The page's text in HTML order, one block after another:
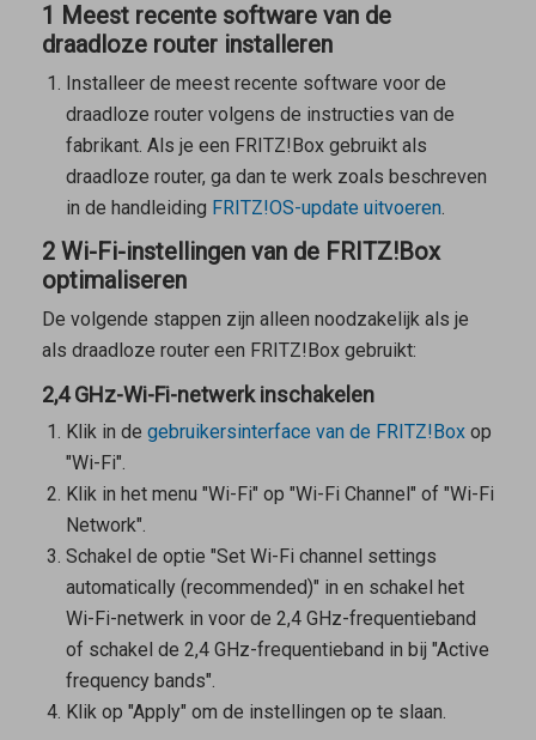
1 Meest recente software van de
draadloze router installeren
Installeer de meest recente software voor de
draadloze router volgens de instructies van de
fabrikant. Als je een FRITZ!Box gebruikt als
draadloze router, ga dan te werk zoals beschreven
in de handleiding FRITZ!OS-update uitvoeren.
2 Wi-Fi-instellingen van de FRITZ!Box
optimaliseren
De volgende stappen zijn alleen noodzakelijk als je
als draadloze router een FRITZ!Box gebruikt:
2,4 GHz-Wi-Fi-netwerk inschakelen
Klik in de gebruikersinterface van de FRITZ!Boxop
"Wi-Fi".
Klik in het menu "Wi-Fi" op "Wi-Fi Channel" of "Wi-Fi
Network".
Schakel de optie "Set Wi-Fi channel settings
automatically (recommended)" in en schakel het
Wi-Fi-netwerk in voor de 2,4 GHz-frequentieband
of schakel de 2,4 GHz-frequentieband in bij "Active
frequency bands".
Klik op "Apply" om de instellingen op te slaan.